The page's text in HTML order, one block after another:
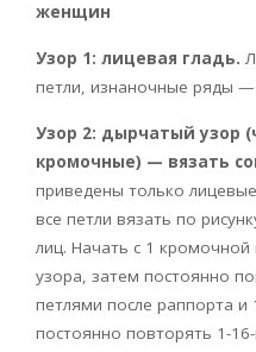
женщин
Узор 1: лицевая гладь.
петли, изнаночные ряды
Узор 2: дырчатый узор
кромочные) — вязать
приведены только
все петли вязать по
лиц. Начать с 1
узора, затем постоянно
петлями после раппорта
постоянно повторять 1-